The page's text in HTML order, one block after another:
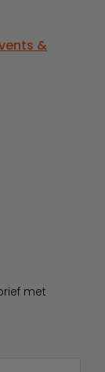
&
met